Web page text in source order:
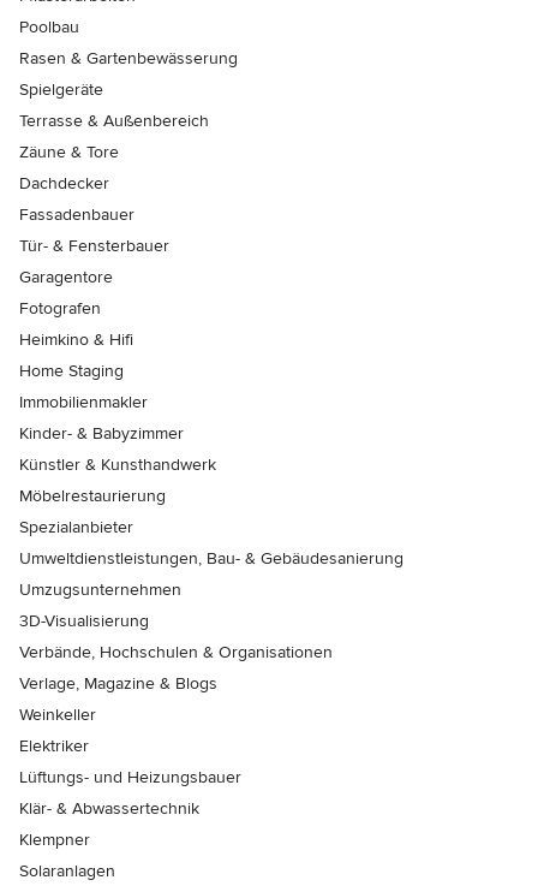
Poolbau
Rasen & Gartenbewässerung
Spielgeräte
Terrasse & Außenbereich
Zäune & Tore
Dachdecker
Fassadenbauer
Tür- & Fensterbauer
Garagentore
Fotografen
Heimkino & Hifi
Home Staging
Immobilienmakler
Kinder- & Babyzimmer
Künstler & Kunsthandwerk
Möbelrestaurierung
Spezialanbieter
Umweltdienstleistungen, Bau- & Gebäudesanierung
Umzugsunternehmen
3D-Visualisierung
Verbände, Hochschulen & Organisationen
Verlage, Magazine & Blogs
Weinkeller
Elektriker
Lüftungs- und Heizungsbauer
Klär- & Abwassertechnik
Klempner
Solaranlagen